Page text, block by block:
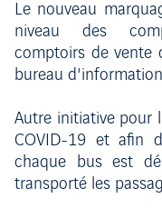
Le nouveau
niveau des
comptoirs de vente
bureau
Autre initiative pour
COVID-19 et afin
chaque bus est
transporté les